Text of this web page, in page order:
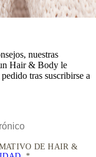
nuestras
Hair & Body le
tras suscribirse a
DE HAIR &